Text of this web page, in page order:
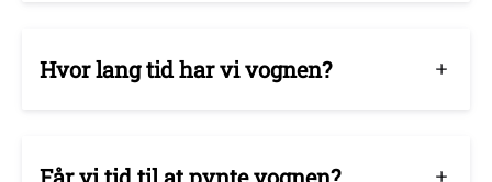
Hvor lang tid har vi vognen?